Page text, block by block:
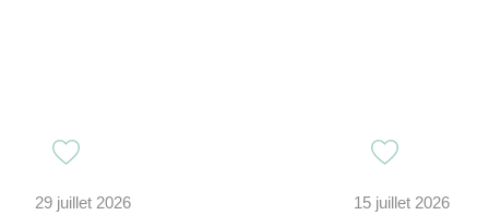
29 juillet 2026 15 juillet 2026